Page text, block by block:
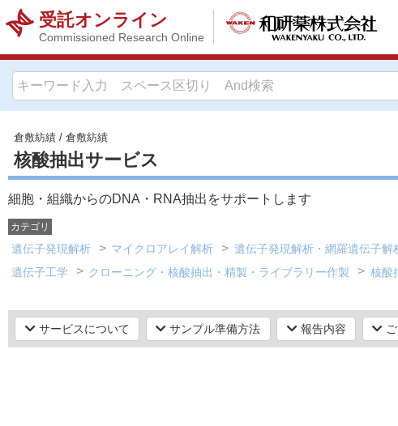
受託オンライン
Commissioned Research Online
倉敷紡績/ 倉敷紡績
核酸抽出サービス
細胞・組織からのDNA・RNA抽出をサポートします
カテゴリ
遺伝子発現解析 マイクロアレイ解析
遺伝子発現解析・網羅遺伝子解
遺伝子工学
クローニング・核酸抽出・精製・ライブラリー作製 核酸
サービスについて サンプル準備方法 報告内容